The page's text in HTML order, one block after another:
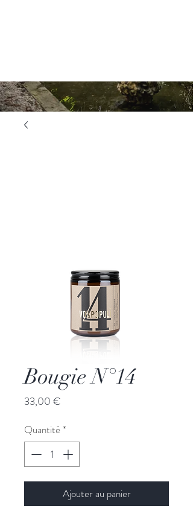
Bougie N°14
33,00 €
Quantité*
Ajouter au panier